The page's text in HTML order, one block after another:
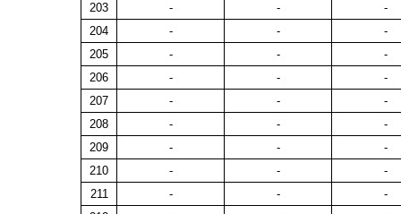
203
- -
-
204
- -
-
205
- -
-
206
- -
-
207
- -
-
208
- -
-
209
- -
-
210
- -
-
211
- -
-